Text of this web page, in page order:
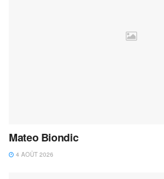
Mateo Biondic
4 AOÛT 2026